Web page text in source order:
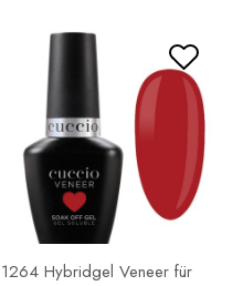
1264 Hybridgel Veneer für